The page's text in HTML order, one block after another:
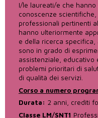
I/le laureati/e che
conoscenze
professionali pertinenti
hanno ulteriormente
e della ricerca
sono in grado di
assistenziale, educativo
problemi prioritari di
di qualità dei servizi.
Corso a numero
Durata: 2 anni, crediti
Classe LM/SNT1